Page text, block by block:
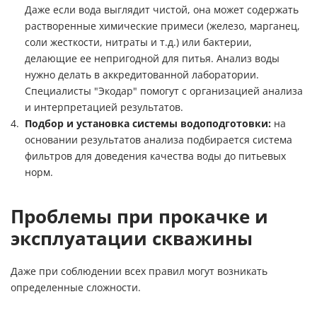
Даже если вода выглядит чистой, она может содержать
растворенные химические примеси (железо, марганец,
соли жесткости, нитраты и т.д.) или бактерии,
делающие ее непригодной для питья. Анализ воды
нужно делать в аккредитованной лаборатории.
Специалисты "Экодар" помогут с организацией анализа
и интерпретацией результатов.
Подбор и установка системы водоподготовки: на
основании результатов анализа подбирается система
фильтров для доведения качества воды до питьевых
норм.
Проблемы при прокачке и
эксплуатации скважины
Даже при соблюдении всех правил могут возникать
определенные сложности.